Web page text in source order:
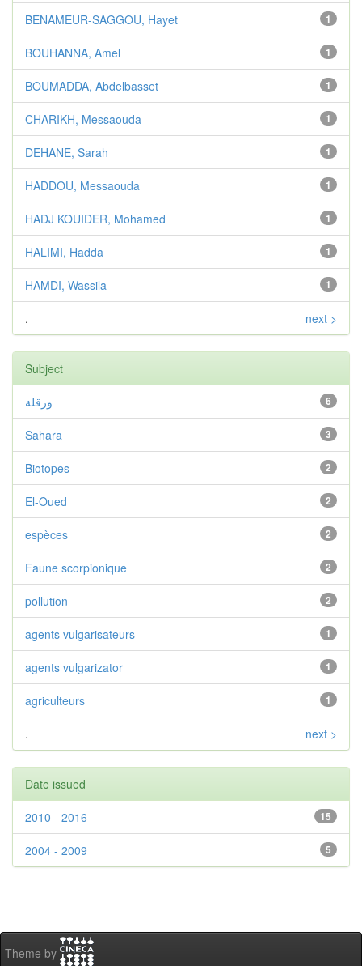
1
BENAMEUR-SAGGOU, Hayet
1
BOUHANNA, Amel
1
BOUMADDA, Abdelbasset
1
CHARIKH, Messaouda
1
DEHANE, Sarah
1
HADDOU, Messaouda
1
HADJ KOUIDER, Mohamed
1
HALIMI, Hadda
1
HAMDI, Wassila
. next >
Subject
6 ورقلة
3
Sahara
2
Biotopes
2
El-Oued
2
espèces
2
Faune scorpionique
2
pollution
1
agents vulgarisateurs
1
agents vulgarizator
1
agriculteurs
. next >
Date issued
15
2010 - 2016
5
2004 - 2009
Theme by